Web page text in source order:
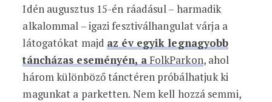
Idén augusztus 15-én ráadásul – harmadik
alkalommal – igazi fesztiválhangulat várja a
látogatókat majd az év egyik legnagyobb
táncházas eseményén, aFolkParkon, ahol
három különböző tánctéren próbálhatjuk ki
magunkat a parketten. Nem kell hozzá semmi,